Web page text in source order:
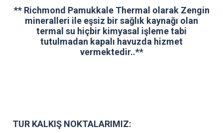
** Richmond Pamukkale Thermal olarak Zengin
mineralleri ile eşsiz bir sağlık kaynağı olan
termal su hiçbir kimyasal işleme tabi
tutulmadan kapalı havuzda hizmet
vermektedir..**
TUR KALKIŞ NOKTALARIMIZ: